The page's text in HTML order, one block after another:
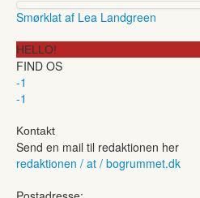
Smørklat af Lea Landgreen
HELLO!
FIND OS
-1
-1
Kontakt
Send en mail til redaktionen her
redaktionen / at / bogrummet.dk